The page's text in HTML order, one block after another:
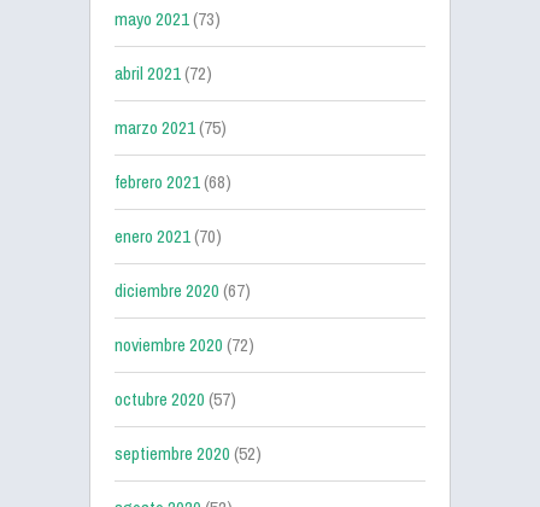
mayo 2021(73)
abril 2021(72)
marzo 2021(75)
febrero 2021(68)
enero 2021(70)
diciembre 2020(67)
noviembre 2020(72)
octubre 2020(57)
septiembre 2020(52)